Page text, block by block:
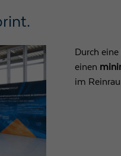
Durch
einen
im